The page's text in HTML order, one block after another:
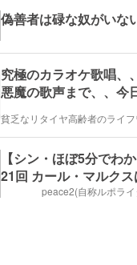
偽善者は碌な奴がいな
究極のカラオケ歌唱、
悪魔の歌声まで、、今
【シン・ほぼ5分でわ
21回 カール・マルク
peace2(自称ルポラ